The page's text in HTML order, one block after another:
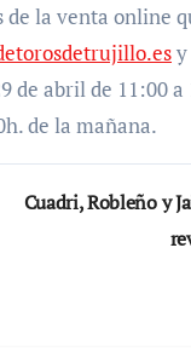
la venta online
abril de 11:00 a
de la mañana.
Cuadri, Robleño y